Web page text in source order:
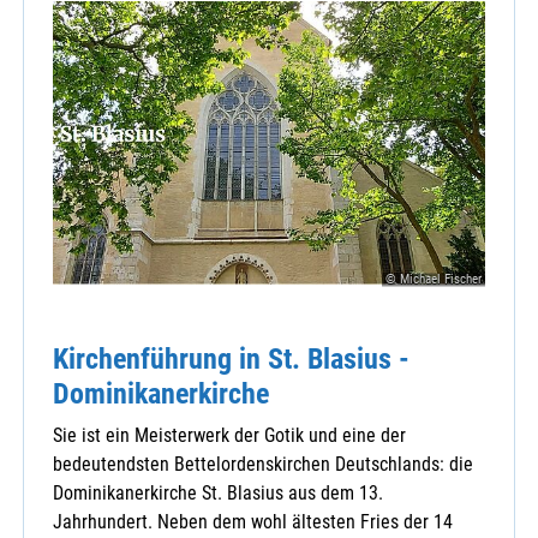
© Michael Fischer
Kirchenführung in St. Blasius -
Dominikanerkirche
Sie ist ein Meisterwerk der Gotik und eine der
bedeutendsten Bettelordenskirchen Deutschlands: die
Dominikanerkirche St. Blasius aus dem 13.
Jahrhundert. Neben dem wohl ältesten Fries der 14